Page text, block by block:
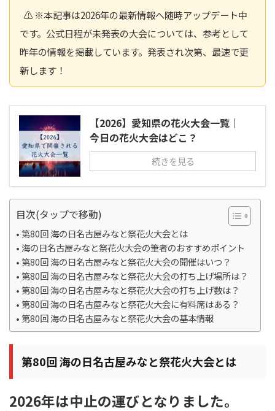
⚠️ ※本記事は2026年の最新情報へ随時アップデート中
です。公式日程が未発表の大会については、参考として
昨年の情報を掲載しています。発表され次第、最速で更
新します！
【2026】愛知県の花火大会一覧｜
今日の花火大会はどこ？
続きを見る
目次(タップで移動)
第80回 海の日名古屋みなと祭花火大会とは
海の日名古屋みなと祭花火大会の筆者のおすすめポイント
第80回 海の日名古屋みなと祭花火大会の開催はいつ？
第80回 海の日名古屋みなと祭花火大会の打ち上げ場所は？
第80回 海の日名古屋みなと祭花火大会の打ち上げ数は？
第80回 海の日名古屋みなと祭花火大会に有料席はある？
第80回 海の日名古屋みなと祭花火大会の基本情報
第80回 海の日名古屋みなと祭花火大会とは
2026年は中止の運びとなりました。